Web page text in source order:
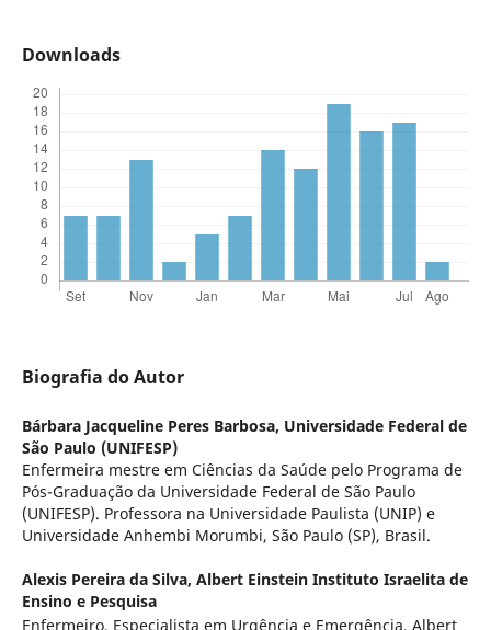
Downloads
Biografia do Autor
Bárbara Jacqueline Peres Barbosa, Universidade Federal de
São Paulo (UNIFESP)
Enfermeira mestre em Ciências da Saúde pelo Programa de
Pós-Graduação da Universidade Federal de São Paulo
(UNIFESP). Professora na Universidade Paulista (UNIP) e
Universidade Anhembi Morumbi, São Paulo (SP), Brasil.
Alexis Pereira da Silva, Albert Einstein Instituto Israelita de
Ensino e Pesquisa
Enfermeiro, Especialista em Urgência e Emergência, Albert